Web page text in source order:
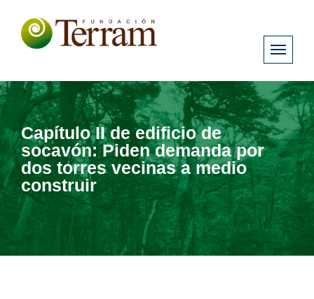
Capítulo II de edificio de
socavón: Piden demanda por
dos torres vecinas a medio
construir